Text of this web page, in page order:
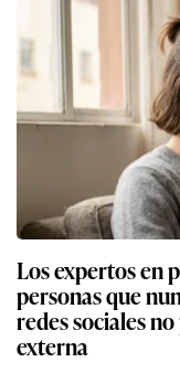
Los expertos en
personas que
redes sociales
externa